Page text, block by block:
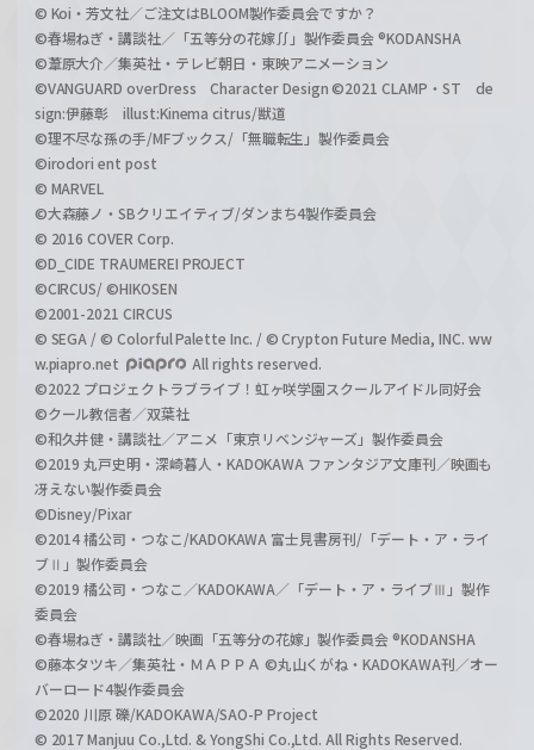
© Koi・芳文社／ご注文はBLOOM製作委員会ですか？
©春場ねぎ・講談社／「五等分の花嫁∬」製作委員会 ®KODANSHA
©葦原大介／集英社・テレビ朝日・東映アニメーション
©VANGUARD overDress Character Design ©2021 CLAMP・ST de
sign:伊藤彰 illust:Kinema citrus/獣道
©理不尽な孫の手/MFブックス/「無職転生」製作委員会
©irodori ent post
© MARVEL
©大森藤ノ・SBクリエイティブ/ダンまち4製作委員会
© 2016 COVER Corp.
©D_CIDE TRAUMEREI PROJECT
©CIRCUS/ ©HIKOSEN
©2001-2021 CIRCUS
© SEGA / © Colorful Palette Inc. / © Crypton Future Media, INC. ww
w.piapro.net
All rights reserved.
©2022 プロジェクトラブライブ！虹ヶ咲学園スクールアイドル同好会
©クール教信者／双葉社
©和久井健・講談社／アニメ「東京リベンジャーズ」製作委員会
©2019 丸戸史明・深崎暮人・KADOKAWA ファンタジア文庫刊／映画も
冴えない製作委員会
©Disney/Pixar
©2014 橘公司・つなこ/KADOKAWA 富士見書房刊/「デート・ア・ライ
ブⅡ」製作委員会
©2019 橘公司・つなこ／KADOKAWA／「デート・ア・ライブⅢ」製作
委員会
©春場ねぎ・講談社／映画「五等分の花嫁」製作委員会 ®KODANSHA
©藤本タツキ／集英社・ＭＡＰＰＡ ©丸山くがね・KADOKAWA刊／オー
バーロード4製作委員会
©2020 川原 礫/KADOKAWA/SAO-P Project
© 2017 Manjuu Co.,Ltd. & YongShi Co.,Ltd. All Rights Reserved.